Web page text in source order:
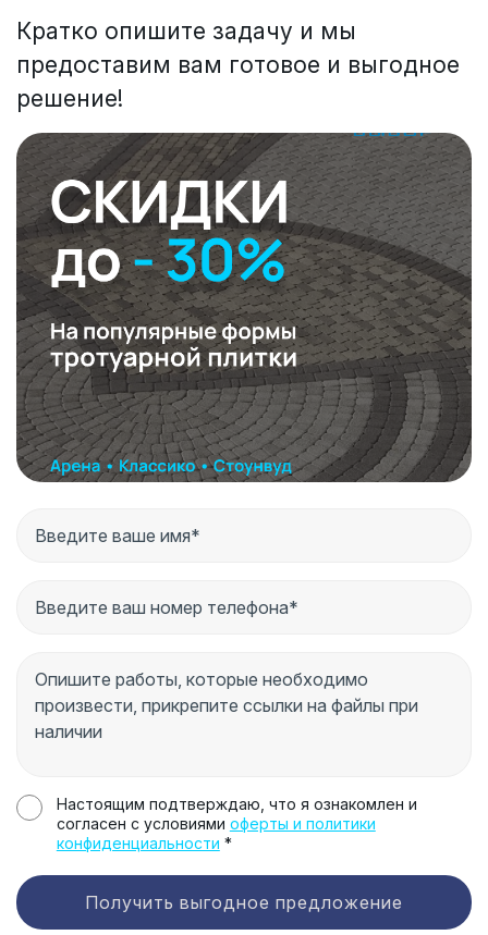
Кратко опишите задачу и мы
предоставим вам готовое и выгодное
решение!
Настоящим подтверждаю, что я ознакомлен и
согласен с условиями оферты и политики
конфиденциальности *
Получить выгодное предложение